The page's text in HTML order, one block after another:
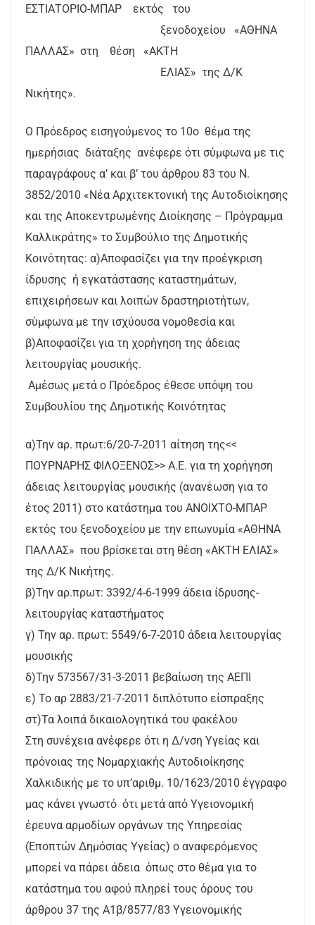
ΕΣΤΙΑΤΟΡΙΟ-ΜΠΑΡ εκτός του
ξενοδοχείου «ΑΘΗΝΑ
ΠΑΛΛΑΣ» στη θέση «ΑΚΤΗ
ΕΛΙΑΣ» της Δ/Κ
Νικήτης».
Ο Πρόεδρος εισηγούμενος το 10ο θέμα της
ημερήσιας διάταξης ανέφερε ότι σύμφωνα με τις
παραγράφους α’ και β’ του άρθρου 83 του Ν.
3852/2010 «Νέα Αρχιτεκτονική της Αυτοδιοίκησης
και της Αποκεντρωμένης Διοίκησης – Πρόγραμμα
Καλλικράτης» το Συμβούλιο της Δημοτικής
Κοινότητας: α)Αποφασίζει για την προέγκριση
ίδρυσης ή εγκατάστασης καταστημάτων,
επιχειρήσεων και λοιπών δραστηριοτήτων,
σύμφωνα με την ισχύουσα νομοθεσία και
β)Αποφασίζει για τη χορήγηση της άδειας
λειτουργίας μουσικής.
Αμέσως μετά ο Πρόεδρος έθεσε υπόψη του
Συμβουλίου της Δημοτικής Κοινότητας
α)Την αρ. πρωτ:6/20-7-2011 αίτηση της<<
ΠΟΥΡΝΑΡΗΣ ΦΙΛΟΞΕΝΟΣ>> Α.Ε. για τη χορήγηση
άδειας λειτουργίας μουσικής (ανανέωση για το
έτος 2011) στο κατάστημα του ΑΝΟΙΧΤΟ-ΜΠΑΡ
εκτός του ξενοδοχείου με την επωνυμία «ΑΘΗΝΑ
ΠΑΛΛΑΣ» που βρίσκεται στη θέση «ΑΚΤΗ ΕΛΙΑΣ»
της Δ/Κ Νικήτης.
β)Την αρ.πρωτ: 3392/4-6-1999 άδεια ίδρυσης-
λειτουργίας καταστήματος
γ) Την αρ. πρωτ: 5549/6-7-2010 άδεια λειτουργίας
μουσικής
δ)Την 573567/31-3-2011 βεβαίωση της ΑΕΠΙ
ε) Το αρ 2883/21-7-2011 διπλότυπο είσπραξης
στ)Τα λοιπά δικαιολογητικά του φακέλου
Στη συνέχεια ανέφερε ότι η Δ/νση Υγείας και
πρόνοιας της Νομαρχιακής Αυτοδιοίκησης
Χαλκιδικής με το υπ’αριθμ. 10/1623/2010 έγγραφο
μας κάνει γνωστό ότι μετά από Υγειονομική
έρευνα αρμοδίων οργάνων της Υπηρεσίας
(Εποπτών Δημόσιας Υγείας) ο αναφερόμενος
μπορεί να πάρει άδεια όπως στο θέμα για το
κατάστημα του αφού πληρεί τους όρους του
άρθρου 37 της Α1β/8577/83 Υγειονομικής